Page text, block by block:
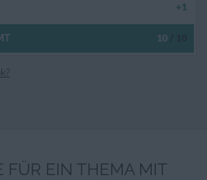
+1
10
FÜR EIN THEMA MIT